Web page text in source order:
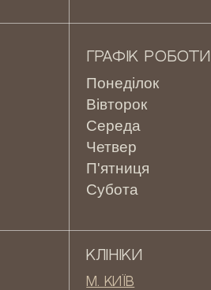
ГРАФІК РОБОТИ
Понеділок
Вівторок
Середа
Четвер
П'ятниця
Субота
КЛІНІКИ
М. КИЇВ